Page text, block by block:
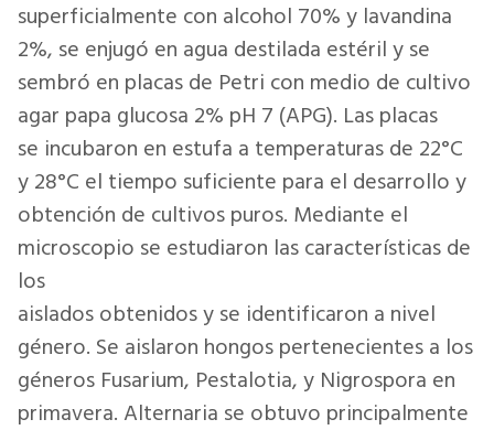
superficialmente con alcohol 70% y lavandina
2%, se enjugó en agua destilada estéril y se
sembró en placas de Petri con medio de cultivo
agar papa glucosa 2% pH 7 (APG). Las placas
se incubaron en estufa a temperaturas de 22°C
y 28°C el tiempo suficiente para el desarrollo y
obtención de cultivos puros. Mediante el
microscopio se estudiaron las características de
los
aislados obtenidos y se identificaron a nivel
género. Se aislaron hongos pertenecientes a los
géneros Fusarium, Pestalotia, y Nigrospora en
primavera. Alternaria se obtuvo principalmente